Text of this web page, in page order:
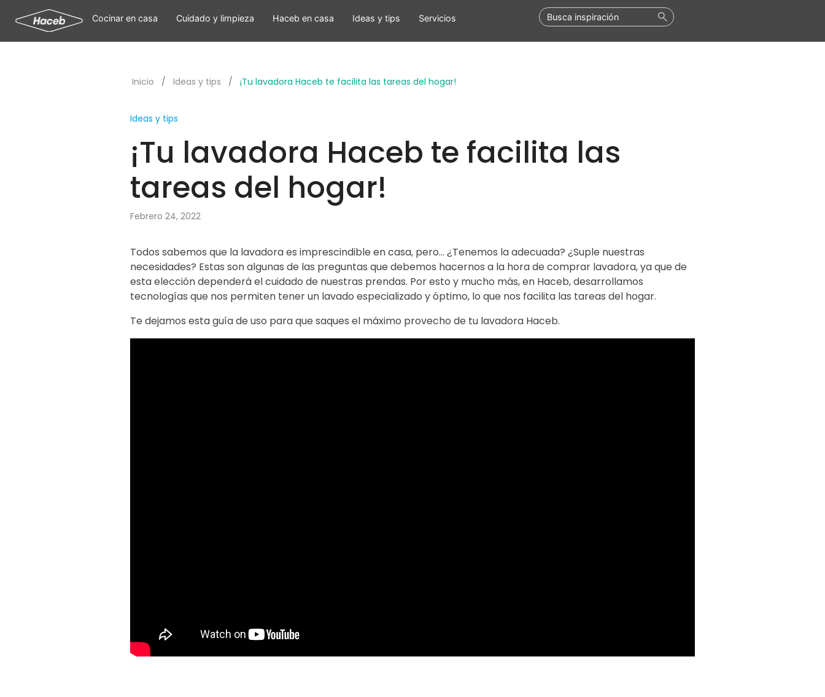
al
contenido
Cocinar en casa Cuidado y limpieza Haceb en casa Ideas y tips Servicios
Inicio Ideas y tips ¡Tu lavadora Haceb te facilita las tareas del hogar!
Ideas y tips
¡Tu lavadora Haceb te facilita las
tareas del hogar!
Febrero 24, 2022
Todos sabemos que la lavadora es imprescindible en casa, pero... ¿Tenemos la adecuada? ¿Suple nuestras
necesidades? Estas son algunas de las preguntas que debemos hacernos a la hora de comprar lavadora, ya que de
esta elección dependerá el cuidado de nuestras prendas. Por esto y mucho más, en Haceb, desarrollamos
tecnologías que nos permiten tener un lavado especializado y óptimo, lo que nos facilita las tareas del hogar.
Te dejamos esta guía de uso para que saques el máximo provecho de tu lavadora Haceb.